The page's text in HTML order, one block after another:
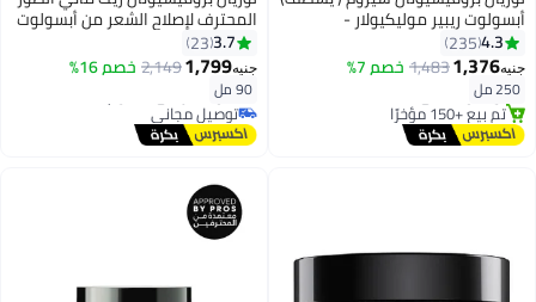
أبسولوت ريبير موليكيولار -
250ملليلتر4.3
235
جنيه1,376
1,483خصم 7%
250 مل
#16 في زيت وسيروم
توصيل مجاني
تم بيع +150 مؤخرًا
#16 في زيت وسيروم
المحترف لإصلاح الشعر من أبسولوت
ريبير، سيريز إكسبيرت
3.7
23
جنيه1,799
2,149خصم 16%
90 مل
#20 في زيت وسيروم
أقل سعر في 30 يوم
توصيل مجاني
تم بيع +80 مؤخرًا
#20 في زيت وسيروم